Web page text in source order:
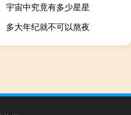
宇宙中究竟有多少星星
多大年纪就不可以熬夜